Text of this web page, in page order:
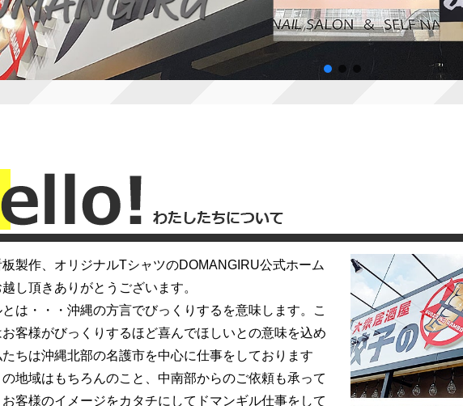
製作、オリジナルTシャツのDOMANGIRU公式ホーム
し頂きありがとうございます。
とは・・・沖縄の方言でびっくりするを意味します。こ
客様がびっくりするほど喜んでほしいとの意味を込め
ちは沖縄北部の名護市を中心に仕事をしております
地域はもちろんのこと、中南部からのご依頼も承って
客様のイメージをカタチにしてドマンギル仕事をして